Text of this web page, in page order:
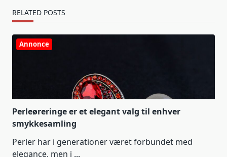
RELATED POSTS
Annonce
Perleøreringe er et elegant valg til enhver
smykkesamling
Perler har i generationer været forbundet med
elegance, men i ...